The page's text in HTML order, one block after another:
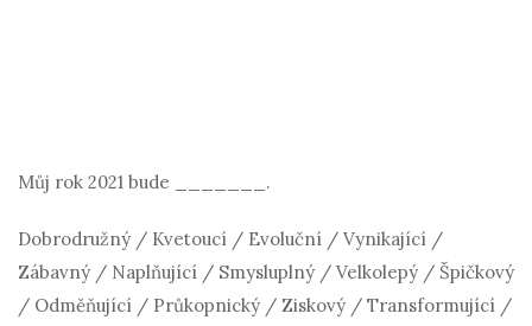
Můj rok 2021 bude _______.
Dobrodružný / Kvetoucí / Evoluční / Vynikající /
Zábavný / Naplňující / Smysluplný / Velkolepý / Špičkový
/ Odměňující / Průkopnický / Ziskový / Transformující /